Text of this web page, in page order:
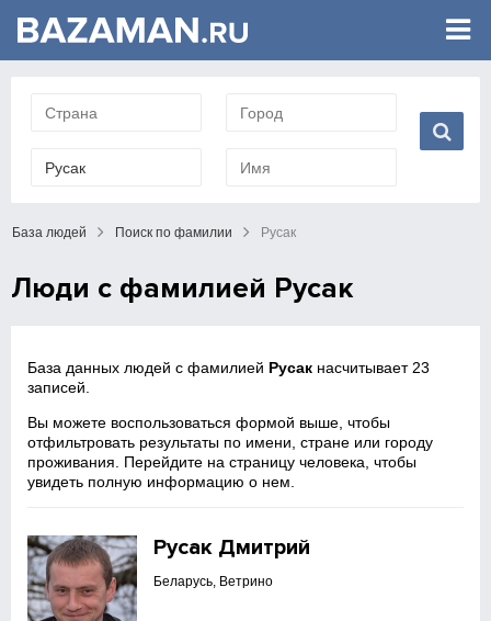
База людей Поиск по фамилии Русак
Люди с фамилией Русак
База данных людей с фамилией Русак насчитывает 23
записей.
Вы можете воспользоваться формой выше, чтобы
отфильтровать результаты по имени, стране или городу
проживания. Перейдите на страницу человека, чтобы
увидеть полную информацию о нем.
Русак Дмитрий
Беларусь, Ветрино